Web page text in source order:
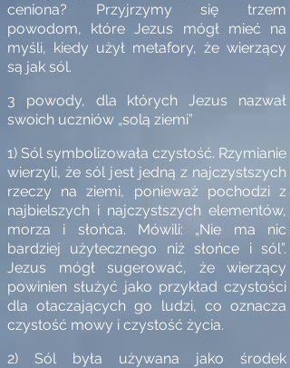
ceniona? Przyjrzymy się trzem
powodom, które Jezus mógł mieć na
myśli, kiedy użył metafory, że wierzący
są jak sól.
3 powody, dla których Jezus nazwał
swoich uczniów „solą ziemi”
1) Sól symbolizowała czystość. Rzymianie
wierzyli, że sól jest jedną z najczystszych
rzeczy na ziemi, ponieważ pochodzi z
najbielszych i najczystszych elementów,
morza i słońca. Mówili: „Nie ma nic
bardziej użytecznego niż słońce i sól”.
Jezus mógł sugerować, że wierzący
powinien służyć jako przykład czystości
dla otaczających go ludzi, co oznacza
czystość mowy i czystość życia.
2) Sól była używana jako środek